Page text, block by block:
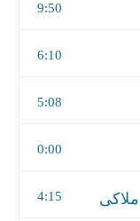
9:50
6:10
5:08
0:00
4:15